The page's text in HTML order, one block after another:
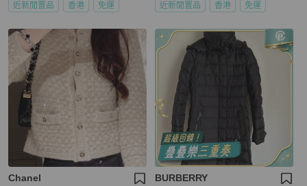
近新閒置品 香港 免運 近新閒置品 香港 免運
Chanel BURBERRY